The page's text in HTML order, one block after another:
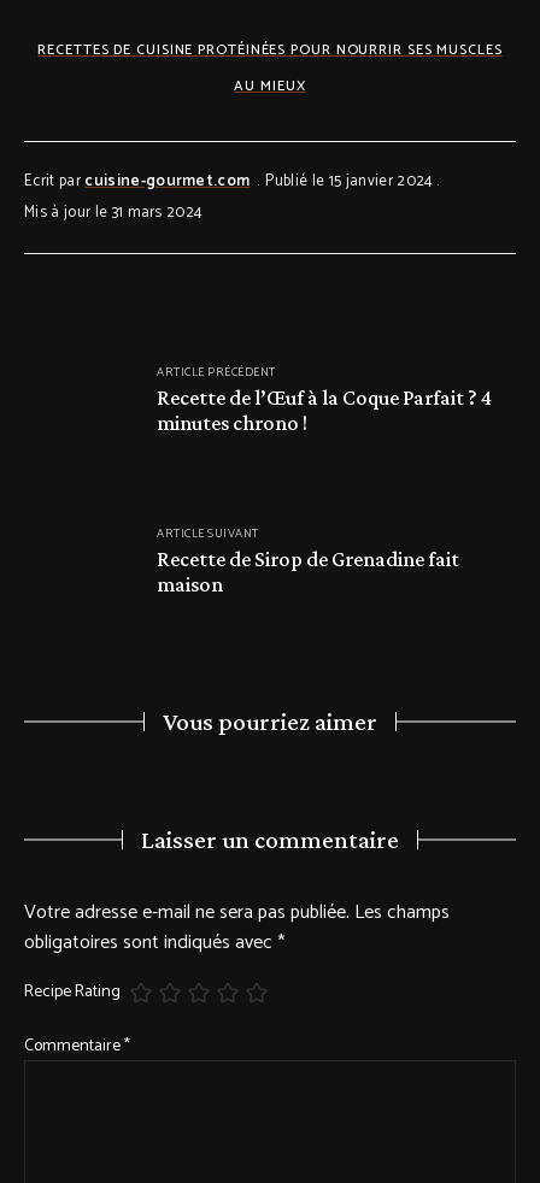
RECETTES DE CUISINE PROTÉINÉES POUR NOURRIR SES MUSCLES
AU MIEUX
Ecrit parcuisine-gourmet.com
Publié le 15 janvier 2024
Mis à jour le 31 mars 2024
ARTICLE PRÉCÉDENT
Recette de l’Œuf à la Coque Parfait ? 4
minutes chrono !
ARTICLE SUIVANT
Recette de Sirop de Grenadine fait
maison
Vous pourriez aimer
Laisser un commentaire
Votre adresse e-mail ne sera pas publiée. Les champs
obligatoires sont indiqués avec*
Recipe Rating
Commentaire*